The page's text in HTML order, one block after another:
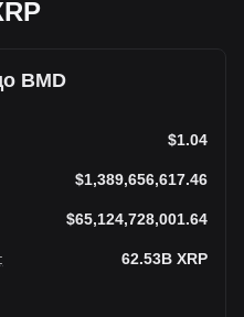
BMD
$1.04
$1,389,656,617.46
$65,124,728,001.64
: 62.53B XRP